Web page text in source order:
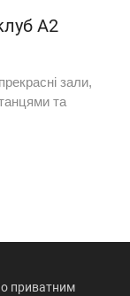
А2
зали,
та
приватним